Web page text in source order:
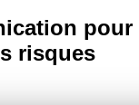
pour
risques